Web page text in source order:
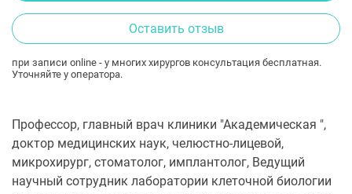
Оставить отзыв
при записи online - у многих хирургов консультация бесплатная.
Уточняйте у оператора.
Профессор, главный врач клиники "Академическая ",
доктор медицинских наук, челюстно-лицевой,
микрохирург, стоматолог, имплантолог, Ведущий
научный сотрудник лаборатории клеточной биологии